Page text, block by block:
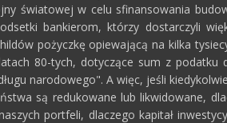
światowej w celu sfinansowania
bankierom, którzy dostarczyli
pożyczkę opiewającą na kilka
80-tych, dotyczące sum z podatku
narodowego". A więc, jeśli
są redukowane lub likwidowane,
portfeli, dlaczego kapitał